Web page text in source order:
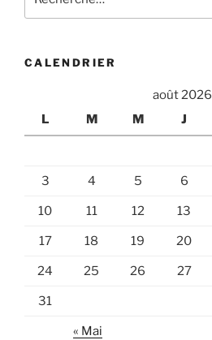
pour
CALENDRIER
août 2026
L
M M J
3 4 5 6
10 11 12 13
17 18 19 20
24 25 26 27
31
« Mai